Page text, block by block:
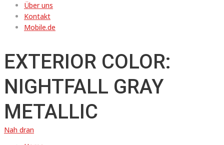
Über uns
Kontakt
Mobile.de
EXTERIOR COLOR:
NIGHTFALL GRAY
METALLIC
Nah dran